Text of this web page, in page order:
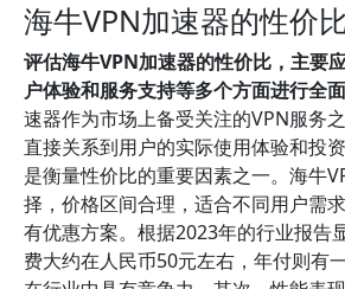
海牛VPN加速器的性价
评估海牛VPN加速器的性价比，主要
户体验和服务支持等多个方面进行全面
速器作为市场上备受关注的VPN服务
直接关系到用户的实际使用体验和投
是衡量性价比的重要因素之一。海牛
择，价格区间合理，适合不同用户需
有优惠方案。根据2023年的行业报告
费大约在人民币50元左右，年付则有